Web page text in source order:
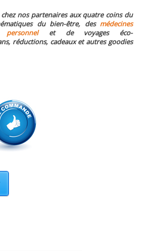
chez nos partenaires aux quatre coins du
du bien-être, des médecines
personnel et de voyages éco-
réductions, cadeaux et autres goodies